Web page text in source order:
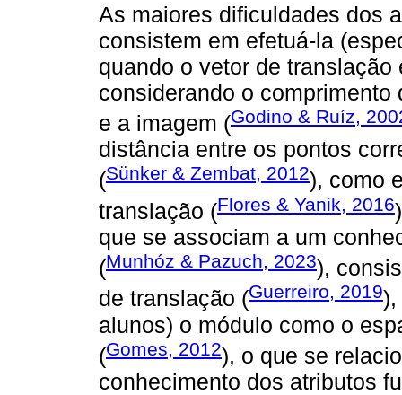
As maiores dificuldades dos
consistem em efetuá-la
quando o vetor de
considerando o
e a imagem (Godino & Ruíz,
distância entre os pontos
(Sünker & Zembat, 2012), como
translação (Flores & Yanik, 2016
que se associam a um
(Munhóz & Pazuch, 2023),
de translação (Guerreiro, 2019),
alunos) o módulo como o
(Gomes, 2012), o que se
conhecimento dos atributos